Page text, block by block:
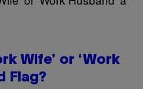
Wife’ or ‘Work
Flag?